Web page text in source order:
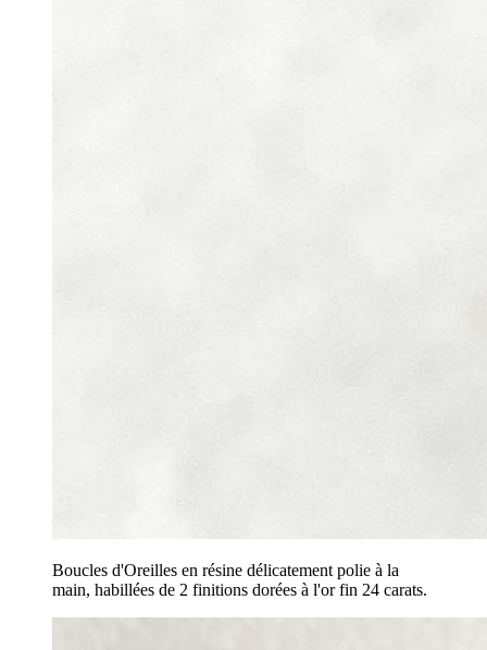
Boucles d'Oreilles en résine délicatement polie à la
main, habillées de 2 finitions dorées à l'or fin 24 carats.